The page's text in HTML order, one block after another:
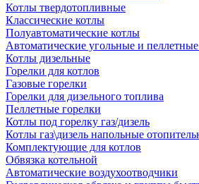
Котлы твердотопливные
Классические котлы
Полуавтоматические котлы
Автоматические угольные и
Котлы дизельные
Горелки для котлов
Газовые горелки
Горелки для дизельного топлива
Пеллетные горелки
Котлы под горелку газ/дизель
Котлы газ\дизель напольные
Комплектующие для котлов
Обвязка котельной
Автоматические воздухоотводчики